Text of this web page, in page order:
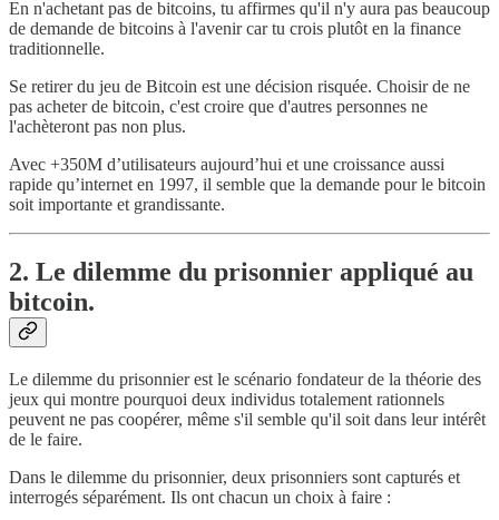
En n'achetant pas de bitcoins, tu affirmes qu'il n'y aura pas beaucoup
de demande de bitcoins à l'avenir car tu crois plutôt en la finance
traditionnelle.
Se retirer du jeu de Bitcoin est une décision risquée. Choisir de ne
pas acheter de bitcoin, c'est croire que d'autres personnes ne
l'achèteront pas non plus.
Avec +350M d’utilisateurs aujourd’hui et une croissance aussi
rapide qu’internet en 1997, il semble que la demande pour le bitcoin
soit importante et grandissante.
2. Le dilemme du prisonnier appliqué au
bitcoin.
Le dilemme du prisonnier est le scénario fondateur de la théorie des
jeux qui montre pourquoi deux individus totalement rationnels
peuvent ne pas coopérer, même s'il semble qu'il soit dans leur intérêt
de le faire.
Dans le dilemme du prisonnier, deux prisonniers sont capturés et
interrogés séparément. Ils ont chacun un choix à faire :